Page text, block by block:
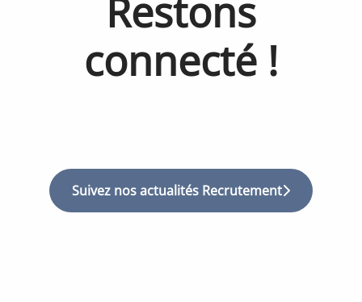
Restons
connecté !
Suivez nos actualités Recrutement